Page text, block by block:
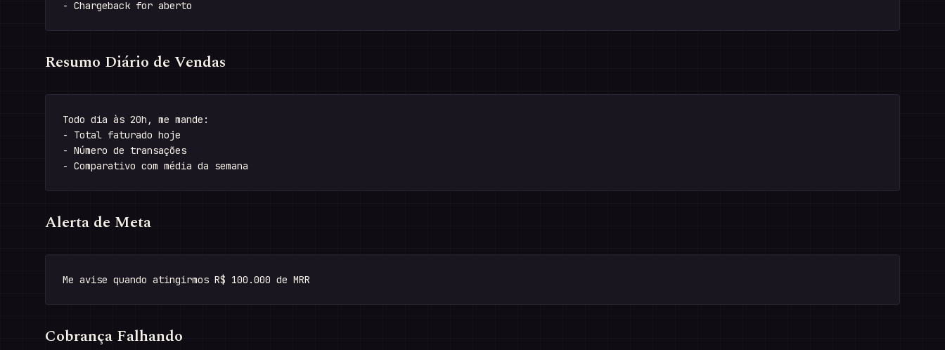
Resumo Diário de Vendas
Todo dia às 20h, me mande:
- Total faturado hoje
- Número de transações
Alerta de Meta
Cobrança Falhando